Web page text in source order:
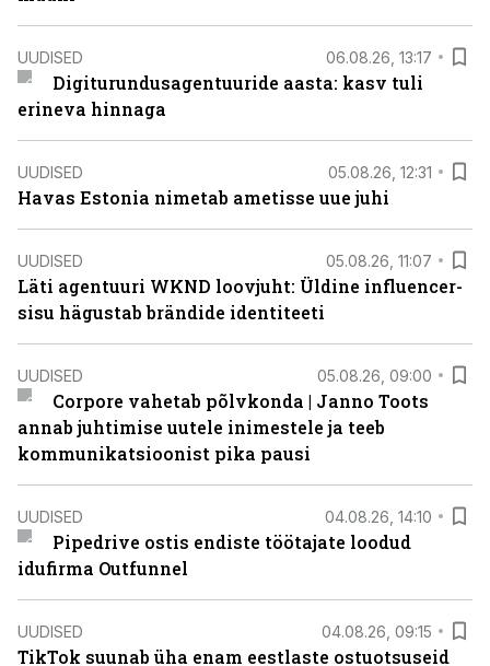
UUDISED 06.08.26, 13:17
Digiturundusagentuuride aasta: kasv tuli
erineva hinnaga
UUDISED 05.08.26, 12:31
Havas Estonia nimetab ametisse uue juhi
UUDISED 05.08.26, 11:07
Läti agentuuri WKND loovjuht: Üldine influencer-
sisu hägustab brändide identiteeti
UUDISED 05.08.26, 09:00
Corpore vahetab põlvkonda | Janno Toots
annab juhtimise uutele inimestele ja teeb
kommunikatsioonist pika pausi
UUDISED 04.08.26, 14:10
Pipedrive ostis endiste töötajate loodud
idufirma Outfunnel
UUDISED 04.08.26, 09:15
TikTok suunab üha enam eestlaste ostuotsuseid